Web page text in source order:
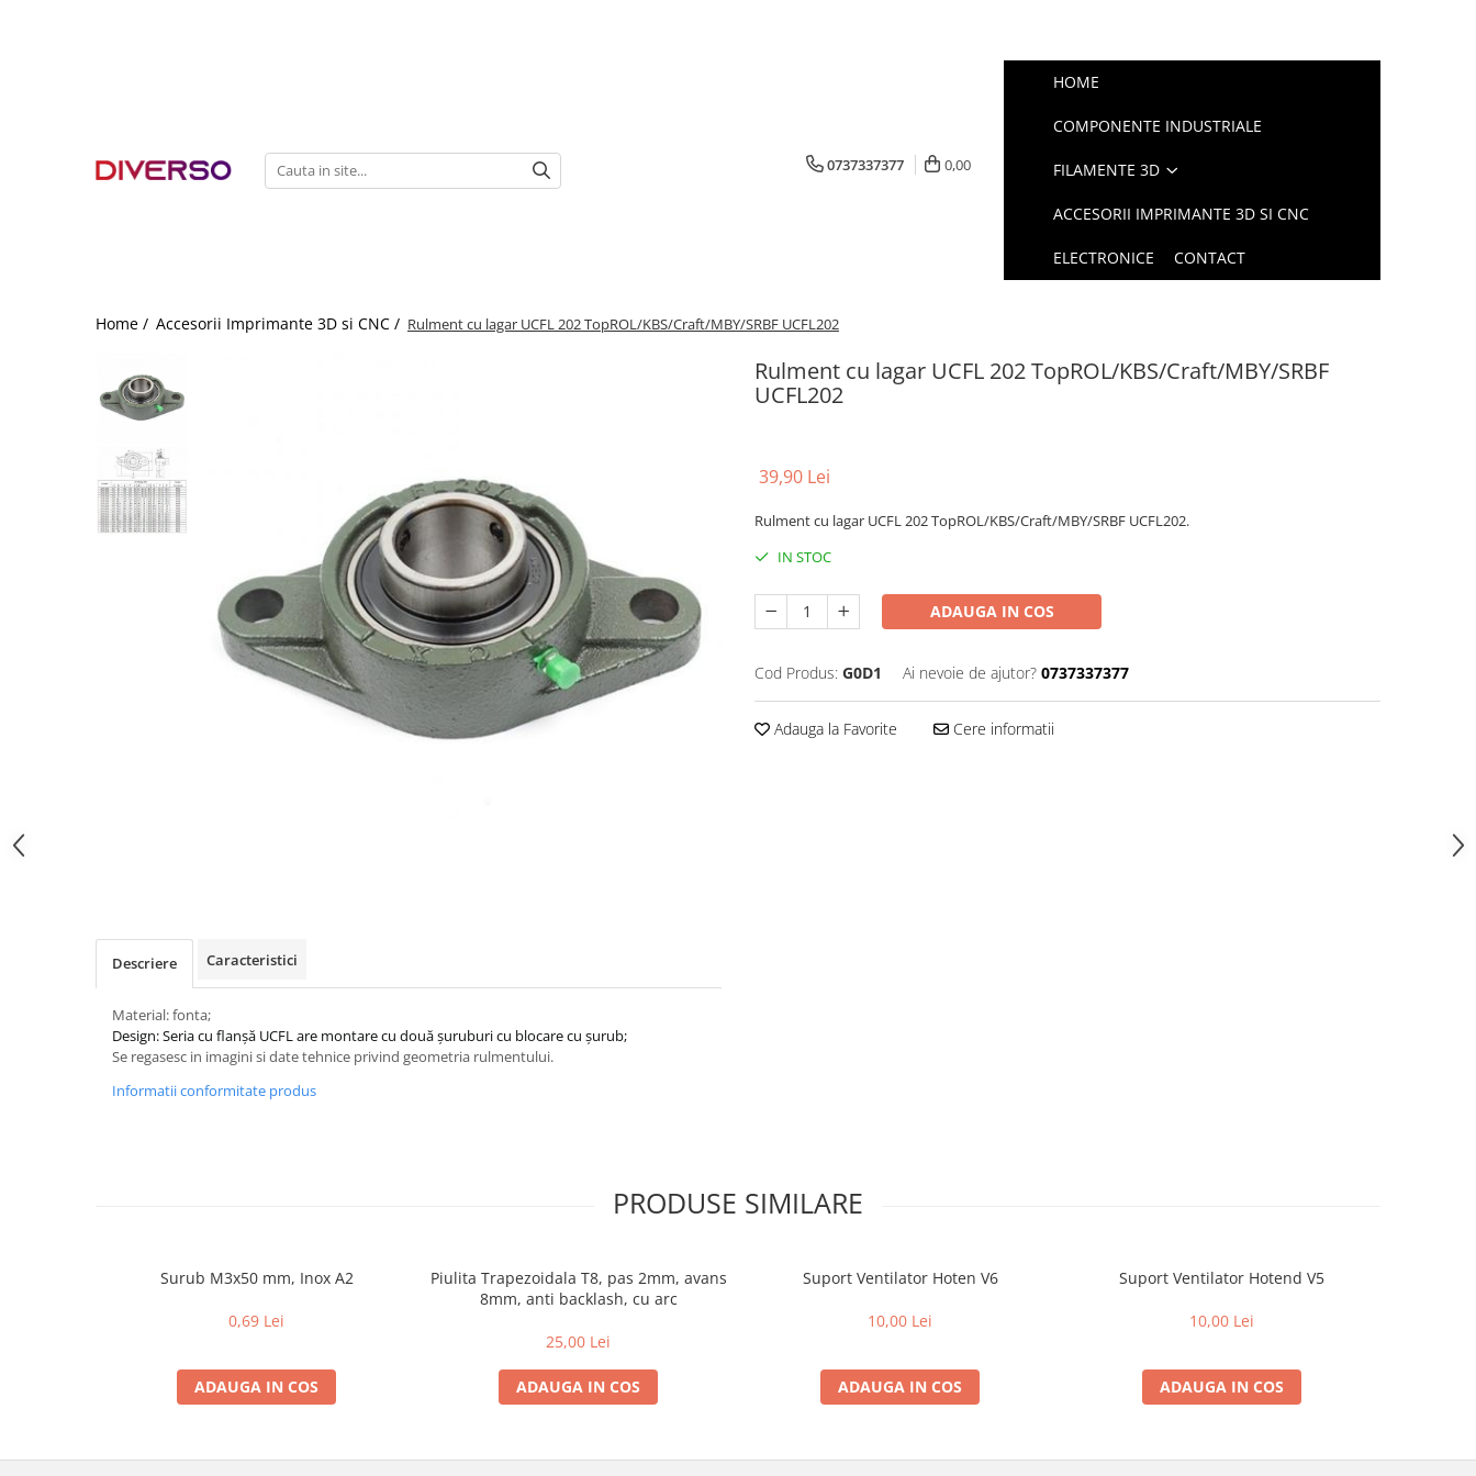
MULTIMATERIAL
0737337377 0,00
HOME
COMPONENTE INDUSTRIALE
FILAMENTE 3D
ACCESORII IMPRIMANTE 3D SI CNC
ELECTRONICE CONTACT
Home / Accesorii Imprimante 3D si CNC / Rulment cu lagar UCFL 202 TopROL/KBS/Craft/MBY/SRBF UCFL202
Rulment cu lagar UCFL 202 TopROL/KBS/Craft/MBY/SRBF
UCFL202
39,90 Lei
Rulment cu lagar UCFL 202 TopROL/KBS/Craft/MBY/SRBF UCFL202.
IN STOC
ADAUGA IN COS
Cod Produs: G0D1 Ai nevoie de ajutor? 0737337377
Adauga la Favorite Cere informatii
Descriere Caracteristici
Material: fonta;
Design: Seria cu flanșă UCFL are montare cu două șuruburi cu blocare cu șurub;
Se regasesc in imagini si date tehnice privind geometria rulmentului.
Informatii conformitate produs
PRODUSE SIMILARE
Surub M3x50 mm, Inox A2
0,69 Lei
ADAUGA IN COS
Piulita Trapezoidala T8, pas 2mm, avans
8mm, anti backlash, cu arc
25,00 Lei
ADAUGA IN COS
Suport Ventilator Hoten V6
10,00 Lei
ADAUGA IN COS
Suport Ventilator Hotend V5
10,00 Lei
ADAUGA IN COS